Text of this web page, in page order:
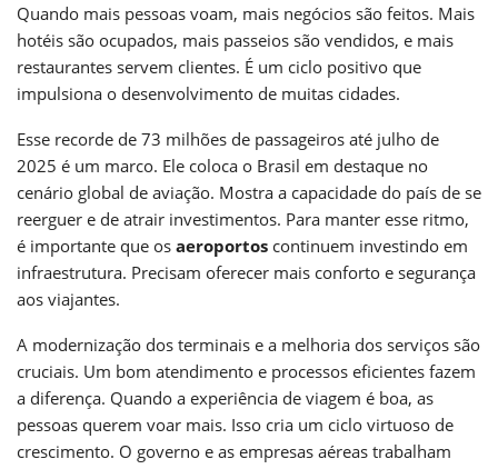
Quando mais pessoas voam, mais negócios são feitos. Mais
hotéis são ocupados, mais passeios são vendidos, e mais
restaurantes servem clientes. É um ciclo positivo que
impulsiona o desenvolvimento de muitas cidades.
Esse recorde de 73 milhões de passageiros até julho de
2025 é um marco. Ele coloca o Brasil em destaque no
cenário global de aviação. Mostra a capacidade do país de se
reerguer e de atrair investimentos. Para manter esse ritmo,
é importante que os aeroportos continuem investindo em
infraestrutura. Precisam oferecer mais conforto e segurança
aos viajantes.
A modernização dos terminais e a melhoria dos serviços são
cruciais. Um bom atendimento e processos eficientes fazem
a diferença. Quando a experiência de viagem é boa, as
pessoas querem voar mais. Isso cria um ciclo virtuoso de
crescimento. O governo e as empresas aéreas trabalham